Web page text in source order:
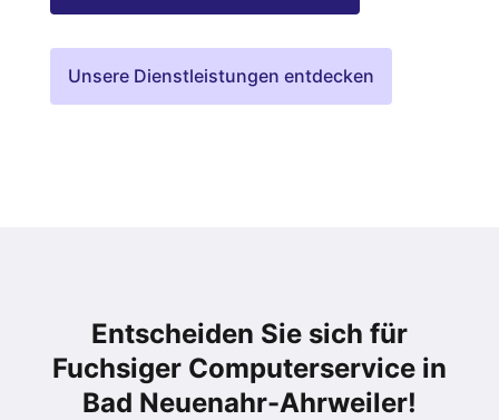
Unsere Dienstleistungen entdecken
Entscheiden Sie sich für
Fuchsiger Computerservice in
Bad Neuenahr-Ahrweiler!